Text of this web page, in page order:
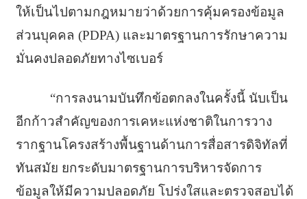
ให้เป็นไปตามกฎหมายว่าด้วยการคุ้มครองข้อมูล
ส่วนบุคคล (PDPA) และมาตรฐานการรักษาความ
มั่นคงปลอดภัยทางไซเบอร์
“การลงนามบันทึกข้อตกลงในครั้งนี้ นับเป็น
อีกก้าวสำคัญของการเคหะแห่งชาติในการวาง
รากฐานโครงสร้างพื้นฐานด้านการสื่อสารดิจิทัลที่
ทันสมัย ยกระดับมาตรฐานการบริหารจัดการ
ข้อมูลให้มีความปลอดภัย โปร่งใสและตรวจสอบได้